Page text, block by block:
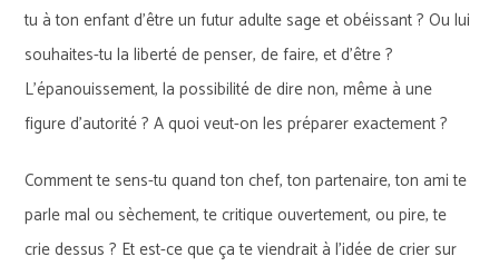
tu à ton enfant d’être un futur adulte sage et obéissant ? Ou lui
souhaites-tu la liberté de penser, de faire, et d’être ?
L’épanouissement, la possibilité de dire non, même à une
figure d’autorité ? A quoi veut-on les préparer exactement ?
Comment te sens-tu quand ton chef, ton partenaire, ton ami te
parle mal ou sèchement, te critique ouvertement, ou pire, te
crie dessus ? Et est-ce que ça te viendrait à l’idée de crier sur